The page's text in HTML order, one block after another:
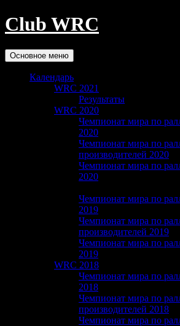
Club WRC
Поиск
Основное меню Перейти
к
содержимому
Календарь
WRC 2021
Результаты
WRC 2020
Чемпионат мира по
2020
Чемпионат мира по
производителей 2020
Чемпионат мира по
2020
Чемпионат мира по
2019
Чемпионат мира по
производителей 2019
Чемпионат мира по
2019
WRC 2018
Чемпионат мира по
2018
Чемпионат мира по
производителей 2018
Чемпионат мира по